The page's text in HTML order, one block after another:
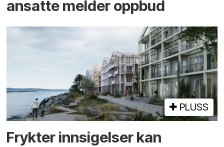
ansatte melder oppbud
PLUSS
Frykter innsigelser kan